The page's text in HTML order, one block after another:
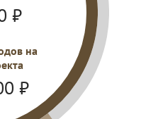
₽
на
₽